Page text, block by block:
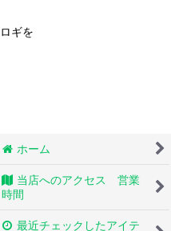
ギを
ホーム
当店へのアクセス 営業
時間
最近チェックしたアイテ